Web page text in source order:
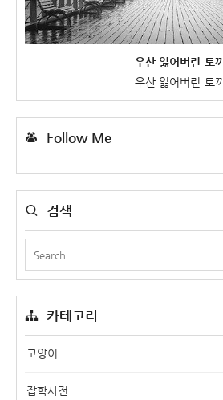
우산 잃어버린 토끼
우산 잃어버린 토끼
Follow Me
검색
카테고리
고양이
잡학사전